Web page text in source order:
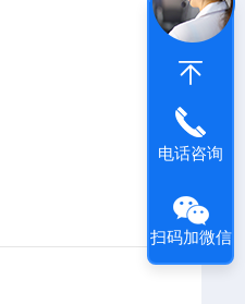
电话咨询
扫码加微信